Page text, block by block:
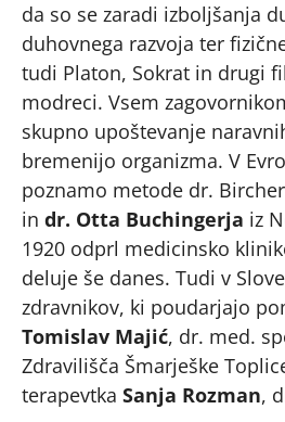
da so se zaradi izboljšanja
duhovnega razvoja ter
tudi Platon, Sokrat in drugi
modreci. Vsem
skupno upoštevanje
bremenijo organizma. V
poznamo metode dr.
in dr. Otta Buchingerja iz
1920 odprl medicinsko
deluje še danes. Tudi v
zdravnikov, ki poudarjajo
Tomislav Majić, dr. med.
Zdravilišča Šmarješke
terapevtka Sanja Rozman,